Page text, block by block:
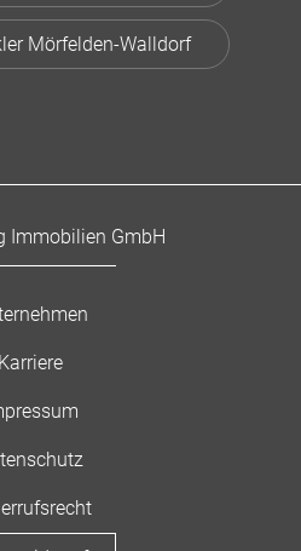
Mörfelden-Walldorf
Immobilien GmbH
Karriere